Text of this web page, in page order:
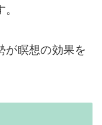
が瞑想の効果を